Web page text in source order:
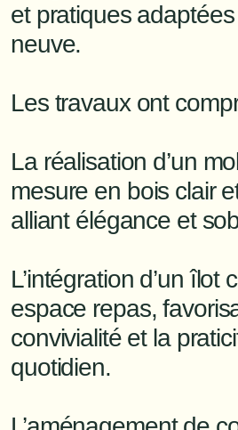
et pratiques
neuve.
Les travaux ont
La réalisation d’un
mesure en bois clair
alliant élégance et
L’intégration d’un îlot
espace repas,
convivialité et la
quotidien.